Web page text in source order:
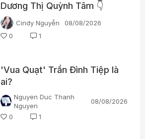
Dương Thị Quỳnh Tâm 👇
Cindy Nguyễn
08/08/2026
0
1
'Vua Quạt' Trần Đình Tiệp là
ai?
Nguyen Duc Thanh
Nguyen
08/08/2026
0
1